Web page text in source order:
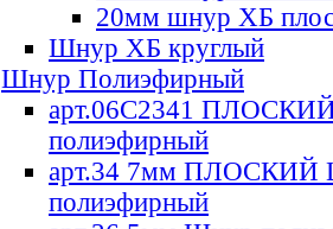
20мм шнур ХБ
Шнур ХБ круглый
Шнур Полиэфирный
арт.06С2341
полиэфирный
арт.34 7мм ПЛОСКИЙ
полиэфирный